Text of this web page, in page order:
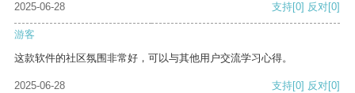
2025-06-28
支持[0] 反对[0]
游客
这款软件的社区氛围非常好，可以与其他用户交流学习心得。
2025-06-28 支持[0] 反对[0]